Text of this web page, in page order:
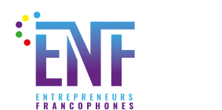
contenu